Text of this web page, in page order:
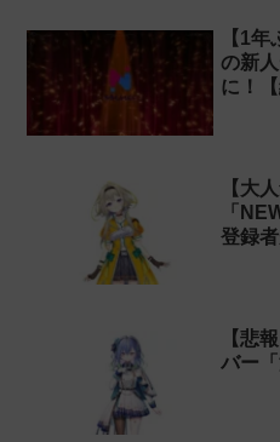
【1
の新
に！
【大
「
登録
【悲
バー